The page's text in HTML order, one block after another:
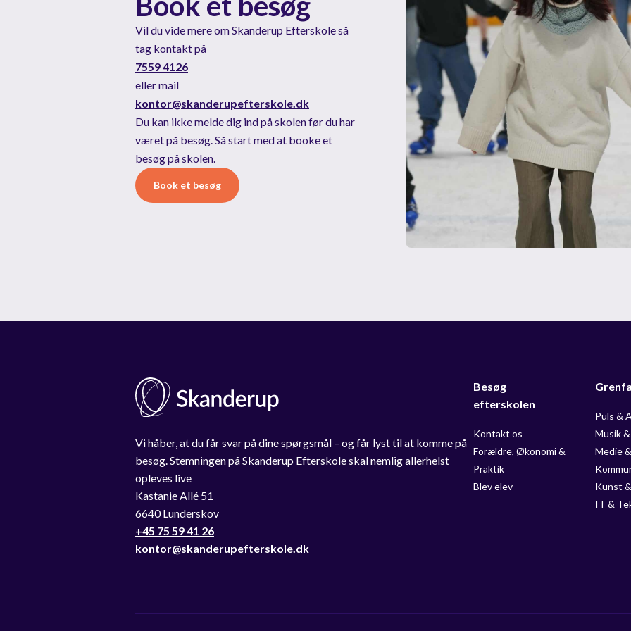
2
0
Vil du vide mere om Skanderup Efterskole så
tag kontakt på
7559 4126
eller mail
kontor@skanderupefterskole.dk
Du kan ikke melde dig ind på skolen før du har
været på besøg. Så start med at booke et
besøg på skolen.
Book et besøg
Vi håber, at du får svar på dine spørgsmål – og får lyst til at komme på
besøg. Stemningen på Skanderup Efterskole skal nemlig allerhelst
opleves live
Kastanie Allé 51
6640 Lunderskov
+45 75 59 41 26
kontor@skanderupefterskole.dk
Besøg
efterskolen
Kontakt os
Forældre, Økonomi &
Praktik
Blev elev
Puls &
Musik
Medie
Kunst
IT &